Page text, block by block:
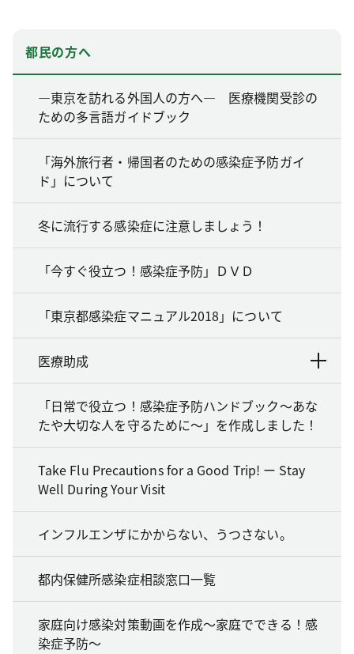
都民の方へ
―東京を訪れる外国人の方へ― 医療機関受診の
ための多言語ガイドブック
「海外旅行者・帰国者のための感染症予防ガイ
ド」について
冬に流行する感染症に注意しましょう！
「今すぐ役立つ！感染症予防」ＤＶＤ
「東京都感染症マニュアル2018」について
医療助成
「日常で役立つ！感染症予防ハンドブック～あな
たや大切な人を守るために～」を作成しました！
Take Flu Precautions for a Good Trip! ー Stay
Well During Your Visit
インフルエンザにかからない、うつさない。
都内保健所感染症相談窓口一覧
家庭向け感染対策動画を作成～家庭でできる！感
染症予防～